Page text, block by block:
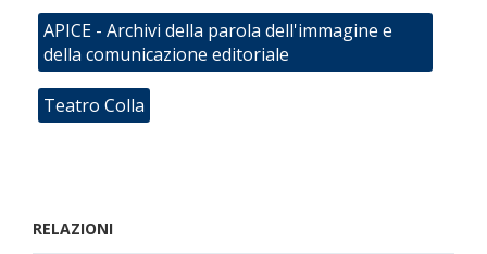
APICE - Archivi della parola dell'immagine e
della comunicazione editoriale
Teatro Colla
RELAZIONI